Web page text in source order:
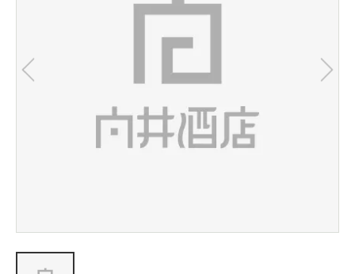
お気に入り機能の活用方法
会社情報